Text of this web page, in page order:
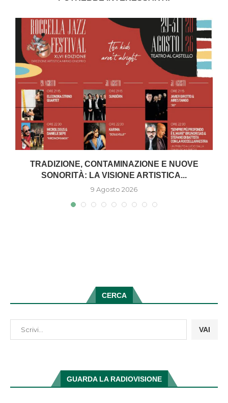
TRADIZIONE, CONTAMINAZIONE E NUOVE
SONORITÀ: LA VISIONE ARTISTICA...
9 Agosto 2026
CERCA
VAI
GUARDA LA RADIOVISIONE